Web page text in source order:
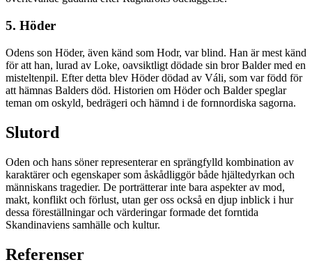
5. Höder
Odens son Höder, även känd som Hodr, var blind. Han är mest känd
för att han, lurad av Loke, oavsiktligt dödade sin bror Balder med en
misteltenpil. Efter detta blev Höder dödad av Váli, som var född för
att hämnas Balders död. Historien om Höder och Balder speglar
teman om oskyld, bedrägeri och hämnd i de fornnordiska sagorna.
Slutord
Oden och hans söner representerar en sprängfylld kombination av
karaktärer och egenskaper som åskådliggör både hjältedyrkan och
människans tragedier. De porträtterar inte bara aspekter av mod,
makt, konflikt och förlust, utan ger oss också en djup inblick i hur
dessa föreställningar och värderingar formade det forntida
Skandinaviens samhälle och kultur.
Referenser